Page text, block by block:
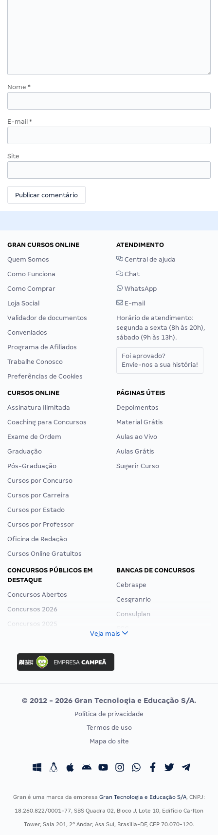
Nome *
E-mail *
Site
GRAN CURSOS ONLINE
Quem Somos
Como Funciona
Como Comprar
Loja Social
Validador de documentos
Conveniados
Programa de Afiliados
Trabalhe Conosco
Preferências de Cookies
ATENDIMENTO
Central de ajuda
Chat
WhatsApp
E-mail
Horário de atendimento:
segunda a sexta (8h às 20h),
sábado (9h às 13h).
Foi aprovado?
Envie-nos a sua história!
CURSOS ONLINE
Assinatura Ilimitada
Coaching para Concursos
Exame de Ordem
Graduação
Pós-Graduação
Cursos por Concurso
Cursos por Carreira
Cursos por Estado
Cursos por Professor
Oficina de Redação
Cursos Online Gratuitos
PÁGINAS ÚTEIS
Depoimentos
Material Grátis
Aulas ao Vivo
Aulas Grátis
Sugerir Curso
CONCURSOS PÚBLICOS EM
DESTAQUE
Concursos Abertos
Concursos 2026
Concursos 2025
Concurso Nacional Unificado
Concurso Ibama
Concurso MPU
Editais publicados
BANCAS DE CONCURSOS
Cebraspe
Cesgranrio
Consulplan
Vunesp
CONCURSOS POR PROFISSÃO
Concursos Fiscais
EXAME DE ORDEM
Calendário OAB
Veja mais
© 2012 - 2026 Gran Tecnologia e Educação S/A.
Política de privacidade
Termos de uso
Mapa do site
Gran é uma marca da empresa Gran Tecnologia e Educação S/A, CNPJ:
18.260.822/0001-77, SBS Quadra 02, Bloco J, Lote 10, Edifício Carlton
Tower, Sala 201, 2º Andar, Asa Sul, Brasília-DF, CEP 70.070-120.